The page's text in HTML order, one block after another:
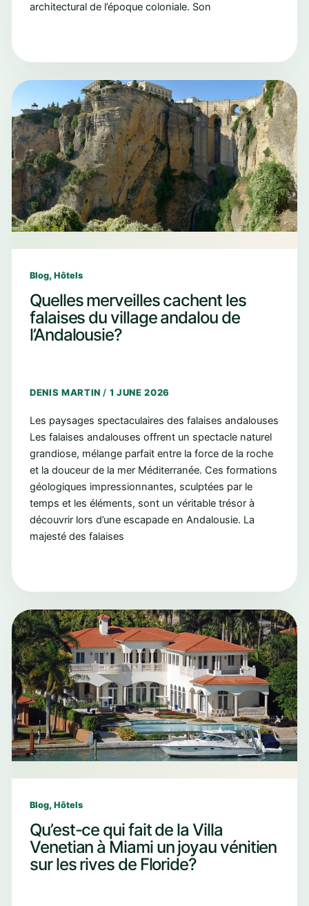
architectural de l’époque coloniale. Son
Blog, Hôtels
Quelles merveilles cachent les
falaises du village andalou de
l’Andalousie?
DENIS MARTIN / 1 JUNE 2026
Les paysages spectaculaires des falaises andalouses
Les falaises andalouses offrent un spectacle naturel
grandiose, mélange parfait entre la force de la roche
et la douceur de la mer Méditerranée. Ces formations
géologiques impressionnantes, sculptées par le
temps et les éléments, sont un véritable trésor à
découvrir lors d’une escapade en Andalousie. La
majesté des falaises
Blog, Hôtels
Qu’est-ce qui fait de la Villa
Venetian à Miami un joyau vénitien
sur les rives de Floride?